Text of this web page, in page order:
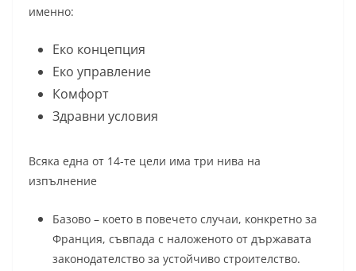
именно:
Еко концепция
Еко управление
Комфорт
Здравни условия
Всяка една от 14-те цели има три нива на
изпълнение
Базово – което в повечето случаи, конкретно за
Франция, съвпада с наложеното от държавата
законодателство за устойчиво строителство.